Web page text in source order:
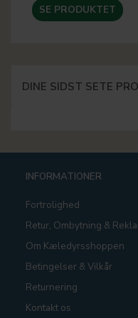
SE PRODUKTET
DINE SIDST SETE
INFORMATIONER
Fortrolighed
Retur, Ombytning &
Om Kæledyrsshoppen
Betingelser & Vilkår
Returnering
Kontakt os